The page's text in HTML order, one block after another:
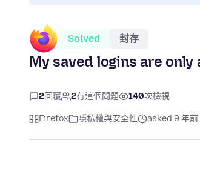
Solved 封存
My saved logins are
2回覆 2有這個問題 140次檢視
Firefox 隱私權與安全性 asked 9 年前